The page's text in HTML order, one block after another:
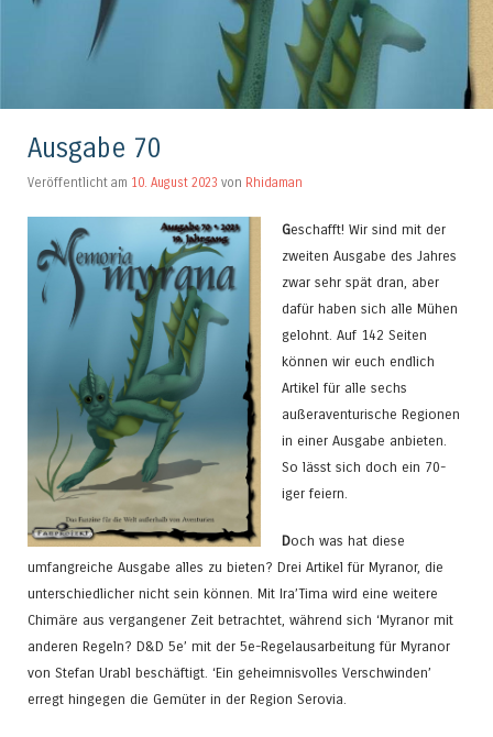
Ausgabe 70
Veröffentlicht am 10. August 2023 von Rhidaman
Geschafft! Wir sind mit der
zweiten Ausgabe des Jahres
zwar sehr spät dran, aber
dafür haben sich alle Mühen
gelohnt. Auf 142 Seiten
können wir euch endlich
Artikel für alle sechs
außeraventurische Regionen
in einer Ausgabe anbieten.
So lässt sich doch ein 70-
iger feiern.
Doch was hat diese
umfangreiche Ausgabe alles zu bieten? Drei Artikel für Myranor, die
unterschiedlicher nicht sein können. Mit Ira’Tima wird eine weitere
Chimäre aus vergangener Zeit betrachtet, während sich ‘Myranor mit
anderen Regeln? D&D 5e’ mit der 5e-Regelausarbeitung für Myranor
von Stefan Urabl beschäftigt. ‘Ein geheimnisvolles Verschwinden’
erregt hingegen die Gemüter in der Region Serovia.